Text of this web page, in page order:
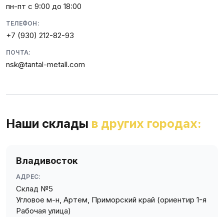
пн-пт с 9:00 до 18:00
ТЕЛЕФОН:
+7 (930) 212-82-93
ПОЧТА:
nsk@tantal-metall.com
Наши склады в других городах:
Владивосток
АДРЕС:
Склад №5
Угловое м-н, Артем, Приморский край (ориентир 1-я
Рабочая улица)